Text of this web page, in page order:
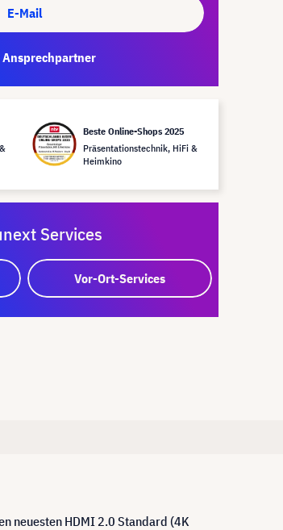
E-Mail
Ansprechpartner
Beste Online-Shops 2025
Präsentationstechnik, HiFi &
Heimkino
Services
Vor-Ort-Services
neuesten HDMI 2.0 Standard (4K